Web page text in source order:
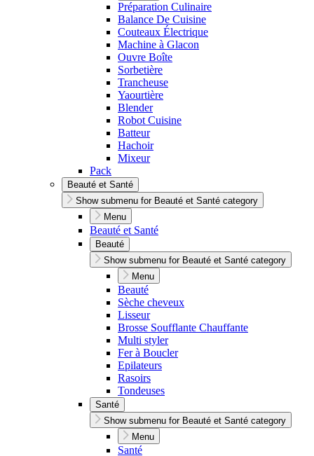
Préparation Culinaire
Balance De Cuisine
Couteaux Électrique
Machine à Glacon
Ouvre Boîte
Sorbetière
Trancheuse
Yaourtière
Blender
Robot Cuisine
Batteur
Hachoir
Mixeur
Pack
Beauté et Santé
Show submenu for Beauté et Santé category
Menu
Beauté et Santé
Beauté
Show submenu for Beauté et Santé category
Menu
Beauté
Sèche cheveux
Lisseur
Brosse Soufflante Chauffante
Multi styler
Fer à Boucler
Epilateurs
Rasoirs
Tondeuses
Santé
Show submenu for Beauté et Santé category
Menu
Santé